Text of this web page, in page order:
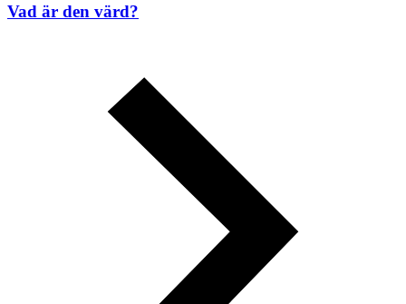
Vad är den värd?